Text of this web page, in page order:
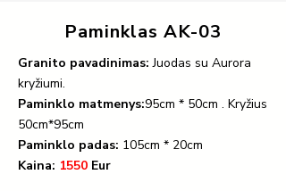
Paminklas AK-03
Granito pavadinimas:Juodas su Aurora
kryžiumi.
Paminklo matmenys:95cm * 50cm . Kryžius
50cm*95cm
Paminklo padas: 105cm * 20cm
Kaina: 1550 Eur